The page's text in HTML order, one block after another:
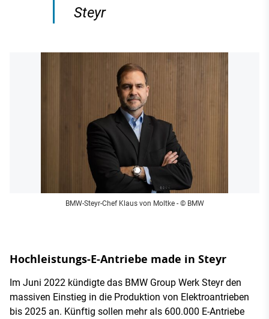
Steyr
BMW-Steyr-Chef Klaus von Moltke- © BMW
Hochleistungs-E-Antriebe made in Steyr
Im Juni 2022 kündigte das BMW Group Werk Steyr den
massiven Einstieg in die Produktion von Elektroantrieben
bis 2025 an. Künftig sollen mehr als 600.000 E-Antriebe